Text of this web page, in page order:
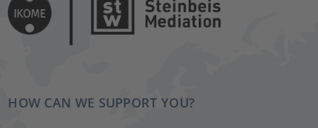
HOW CAN WE SUPPORT YOU?